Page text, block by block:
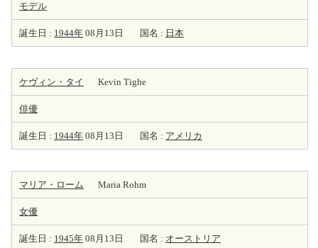
モデル
誕生日 : 1944年 08月13日 国名 : 日本
ケヴィン・タイ Kevin Tighe
俳優
誕生日 : 1944年 08月13日 国名 : アメリカ
マリア・ローム Maria Rohm
女優
誕生日 : 1945年 08月13日 国名 : オーストリア